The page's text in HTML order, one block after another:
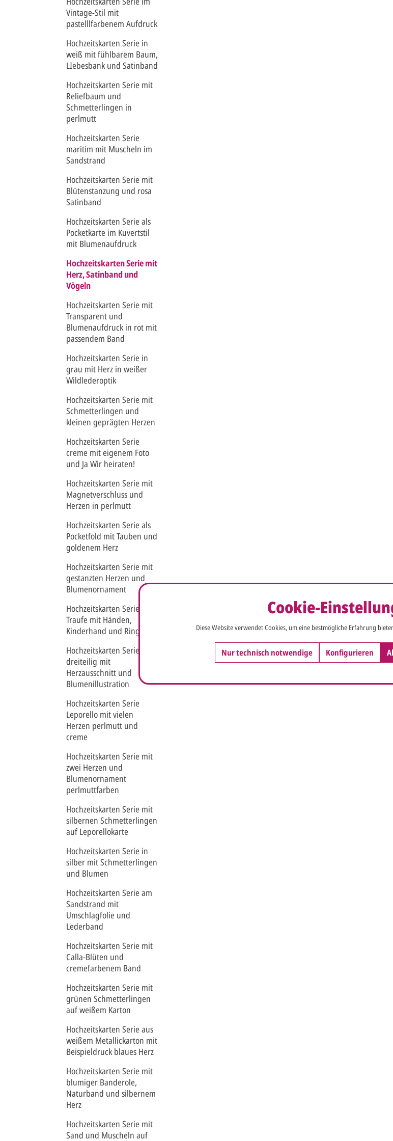
Vintage-Stil mit
pastelllfarbenem Aufdruck
Hochzeitskarten Serie in
weiß mit fühlbarem Baum,
LIebesbank und Satinband
Hochzeitskarten Serie mit
Reliefbaum und
Schmetterlingen in
perlmutt
Hochzeitskarten Serie
maritim mit Muscheln im
Sandstrand
Hochzeitskarten Serie mit
Blütenstanzung und rosa
Satinband
Hochzeitskarten Serie als
Pocketkarte im Kuvertstil
mit Blumenaufdruck
Hochzeitskarten Serie mit
Herz, Satinband und
Vögeln
Hochzeitskarten Serie mit
Transparent und
Blumenaufdruck in rot mit
passendem Band
Hochzeitskarten Serie in
grau mit Herz in weißer
Wildlederoptik
Hochzeitskarten Serie mit
Schmetterlingen und
kleinen geprägten Herzen
Hochzeitskarten Serie
creme mit eigenem Foto
und Ja Wir heiraten!
Hochzeitskarten Serie mit
Magnetverschluss und
Herzen in perlmutt
Hochzeitskarten Serie als
Pocketfold mit Tauben und
goldenem Herz
Hochzeitskarten Serie mit
gestanzten Herzen und
Blumenornament
Hochzeitskarten Serie
Traufe mit Händen,
Kinderhand und Ring
Hochzeitskarten Serie
dreiteilig mit
Herzausschnitt und
Blumenillustration
Hochzeitskarten Serie
Leporello mit vielen
Herzen perlmutt und
creme
Hochzeitskarten Serie mit
zwei Herzen und
Blumenornament
perlmuttfarben
Hochzeitskarten Serie mit
silbernen Schmetterlingen
auf Leporellokarte
Hochzeitskarten Serie in
silber mit Schmetterlingen
und Blumen
Hochzeitskarten Serie am
Sandstrand mit
Umschlagfolie und
Lederband
Hochzeitskarten Serie mit
Calla-Blüten und
cremefarbenem Band
Hochzeitskarten Serie mit
grünen Schmetterlingen
auf weißem Karton
Hochzeitskarten Serie aus
weißem Metallickarton mit
Beispieldruck blaues Herz
Hochzeitskarten Serie mit
blumiger Banderole,
Naturband und silbernem
Herz
Hochzeitskarten Serie mit
Sand und Muscheln auf
Cookie-
Diese Website verwendet Cookies, um eine bestmögliche Erfahrung
Nur technisch notwendige Konfigurieren